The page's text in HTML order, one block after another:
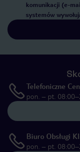
komunikacji (e-
systemów
Telefoniczne
pon. – pt.
Biuro Obsługi
pon. – pt.